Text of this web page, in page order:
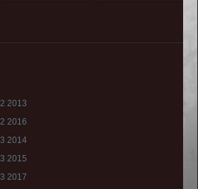
2013
2016
2014
2015
2017